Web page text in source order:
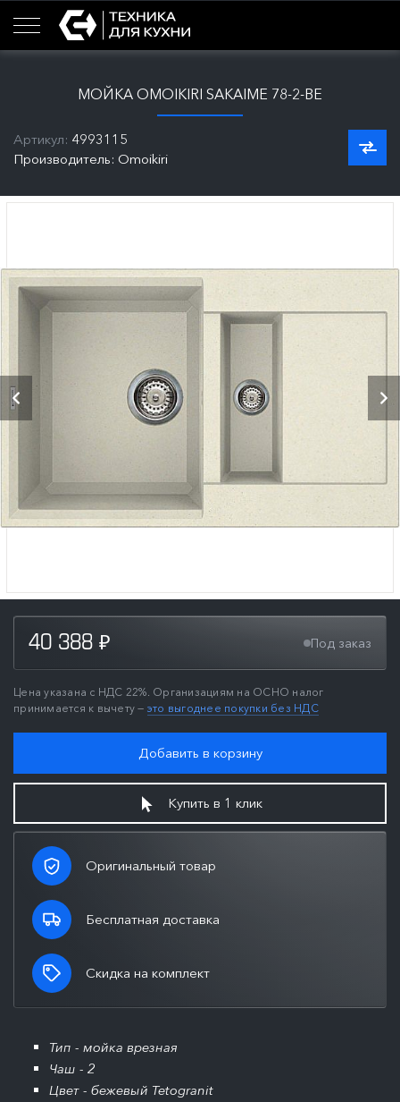
МОЙКА OMOIKIRI SAKAIME 78-2-BE
Артикул: 4993115
Производитель: Omoikiri
40 388 ₽ Под заказ
Цена указана с НДС 22%. Организациям на ОСНО налог
принимается к вычету — это выгоднее покупки без НДС
Добавить в корзину
Купить в 1 клик
Оригинальный товар
Бесплатная доставка
Скидка на комплект
Тип - мойка врезная
Чаш - 2
Цвет - бежевый Tetogranit